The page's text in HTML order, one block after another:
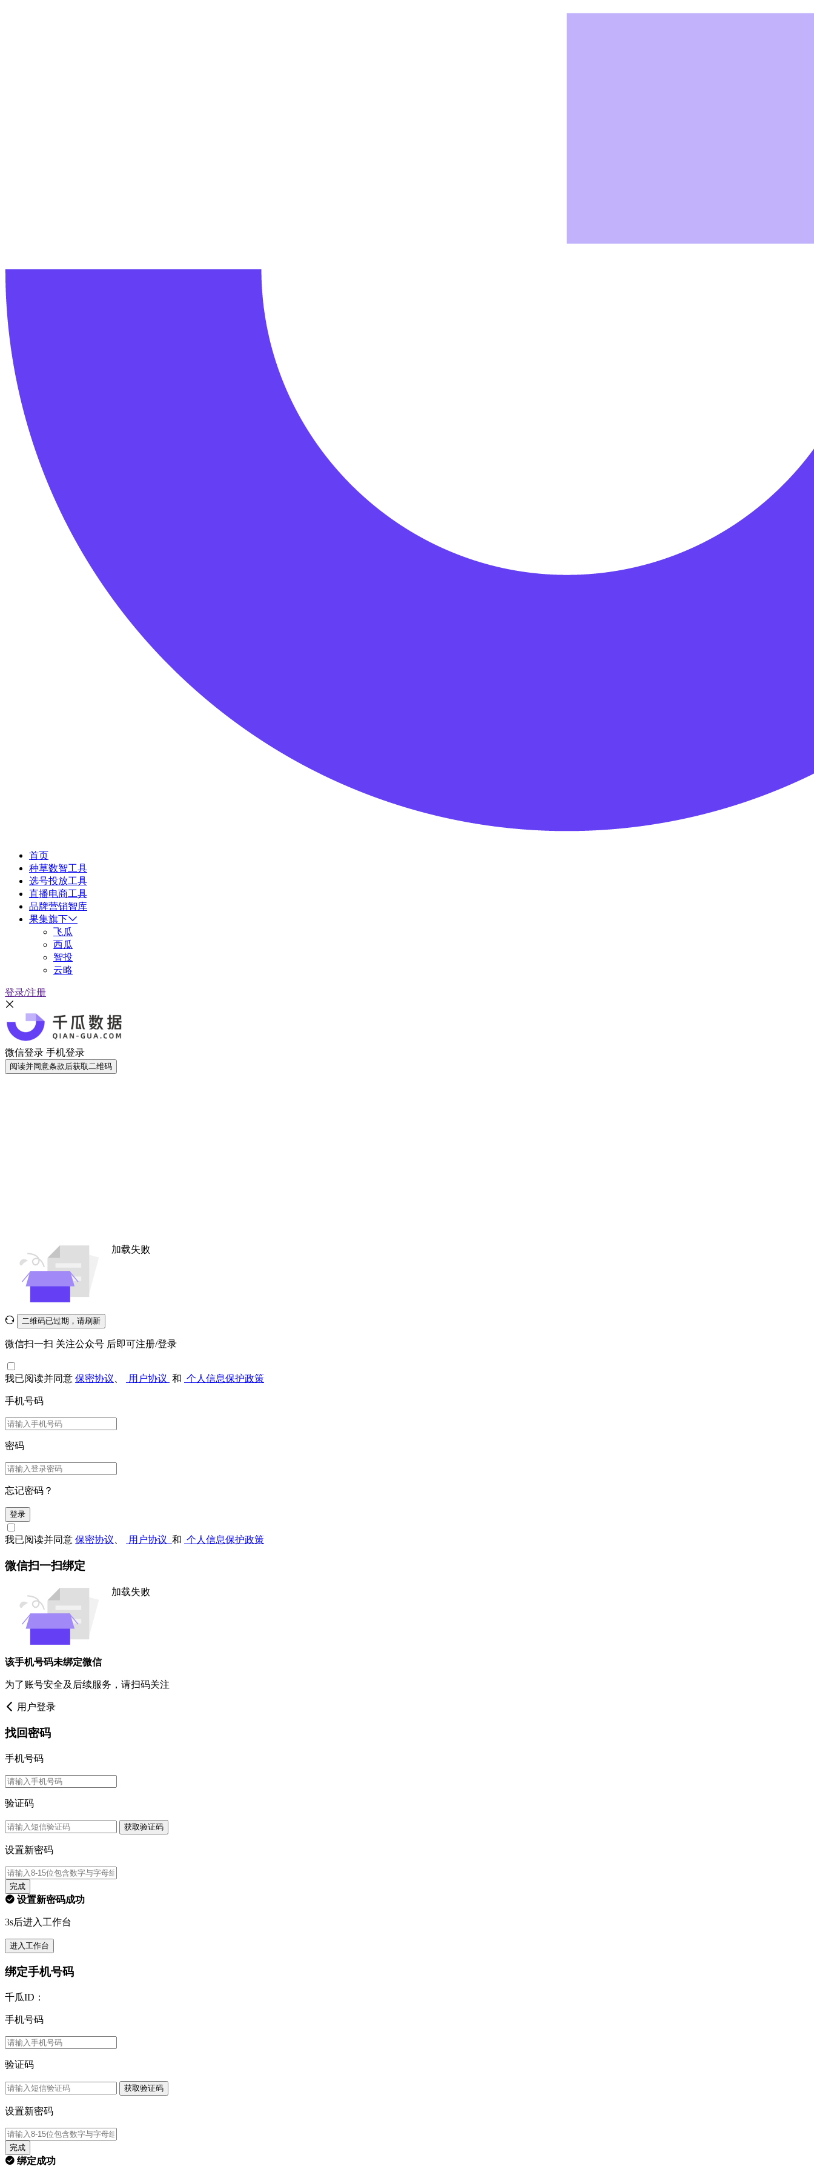
首页
种草数智工具
选号投放工具
直播电商工具
品牌营销智库
果集旗下
飞瓜
西瓜
智投
云略
登录/注册
微信登录 手机登录
阅读并同意条款后获取二维码
加载失败
二维码已过期，请刷新
微信扫一扫 关注公众号 后即可注册/登录
我已阅读并同意 保密协议 用户协议 和 个人信息保护政策
手机号码
密码
忘记密码？
登录
我已阅读并同意 保密协议 用户协议 和 个人信息保护政策
微信扫一扫绑定
加载失败
该手机号码未绑定微信
为了账号安全及后续服务，请扫码关注
用户登录
找回密码
手机号码
验证码
获取验证码
设置新密码
完成
设置新密码成功
3s后进入工作台
进入工作台
绑定手机号码
千瓜ID：
手机号码
验证码
获取验证码
设置新密码
完成
绑定成功